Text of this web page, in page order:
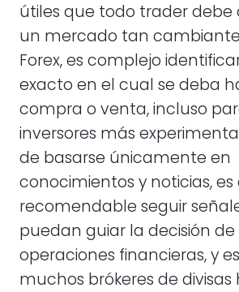
útiles que todo trader debe
un mercado tan
Forex, es complejo
exacto en el cual se deba
compra o venta, incluso
inversores más
de basarse únicamente en
conocimientos y noticias,
recomendable seguir
puedan guiar la decisión de
operaciones financieras, y
muchos brókeres de